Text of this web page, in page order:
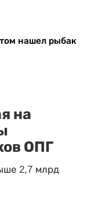
нашел рыбак
на
ОПГ
2,7 млрд